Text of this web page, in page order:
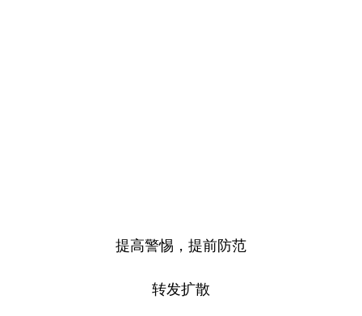
提高警惕，提前防范
转发扩散